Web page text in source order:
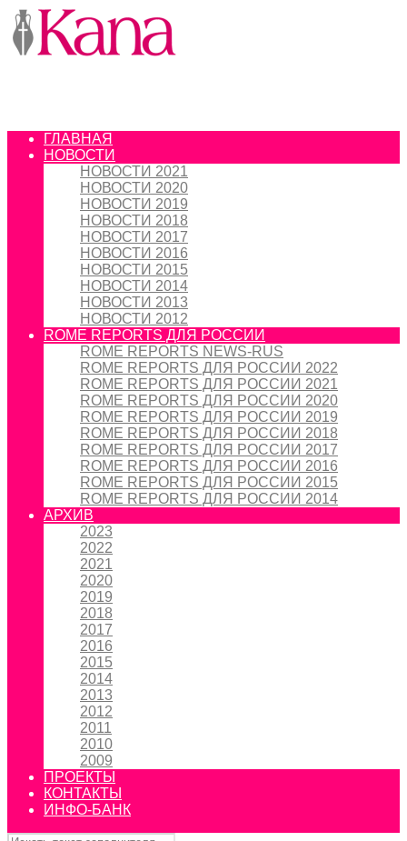
ГЛАВНАЯ
НОВОСТИ
НОВОСТИ 2021
НОВОСТИ 2020
НОВОСТИ 2019
НОВОСТИ 2018
НОВОСТИ 2017
НОВОСТИ 2016
НОВОСТИ 2015
НОВОСТИ 2014
НОВОСТИ 2013
НОВОСТИ 2012
ROME REPORTS ДЛЯ РОССИИ
ROME REPORTS NEWS-RUS
ROME REPORTS ДЛЯ РОССИИ 2022
ROME REPORTS ДЛЯ РОССИИ 2021
ROME REPORTS ДЛЯ РОССИИ 2020
ROME REPORTS ДЛЯ РОССИИ 2019
ROME REPORTS ДЛЯ РОССИИ 2018
ROME REPORTS ДЛЯ РОССИИ 2017
ROME REPORTS ДЛЯ РОССИИ 2016
ROME REPORTS ДЛЯ РОССИИ 2015
ROME REPORTS ДЛЯ РОССИИ 2014
АРХИВ
2023
2022
2021
2020
2019
2018
2017
2016
2015
2014
2013
2012
2011
2010
2009
ПРОЕКТЫ
КОНТАКТЫ
ИНФО-БАНК